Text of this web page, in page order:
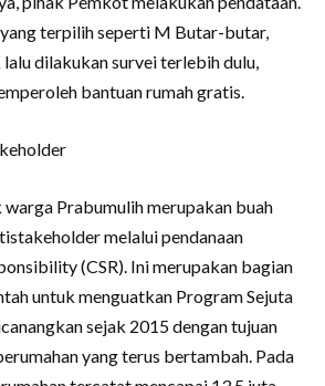
terpilih seperti M Butar-butar,
dilakukan survei terlebih dulu,
bantuan rumah gratis.
Prabumulih merupakan buah
melalui pendanaan
(CSR). Ini merupakan bagian
untuk menguatkan Program Sejuta
sejak 2015 dengan tujuan
yang terus bertambah. Pada